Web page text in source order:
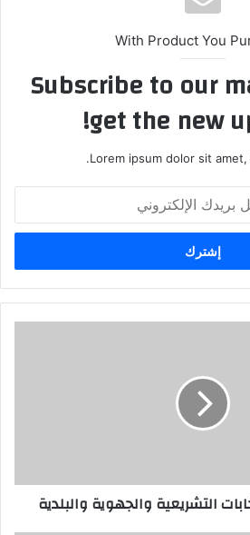
With Product You
Subscribe to our
get the new
Lorem ipsum dolor sit
التشريعية والجهوية والبلدية